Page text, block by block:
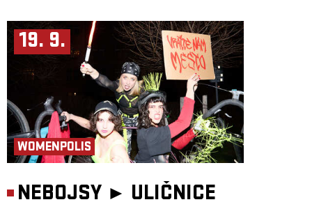
19. 9.
WOMENPOLIS
NEBOJSY ► ULIČNICE